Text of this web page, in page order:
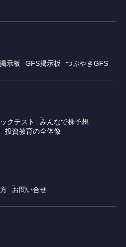
示板 GFS掲示板 つぶやきGFS
クテスト
みんなで株予想
投資教育の全体像
お問い合せ